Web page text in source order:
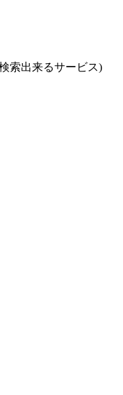
索出来るサービス)